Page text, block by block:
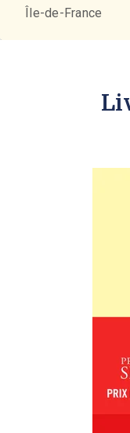
Île-de-France